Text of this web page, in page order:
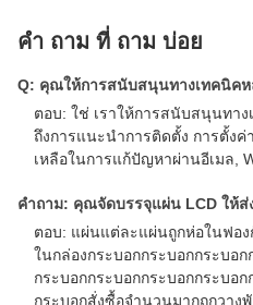
คํา ถาม ที่ ถาม บ่อย
Q: คุณให้การสนับสนุนทางเทคนิคห
ตอบ: ใช่ เราให้การสนับสนุนทา
ถึงการแนะนําการติดตั้ง การตั้งค่
เหลือในการแก้ปัญหาผ่านอีเมล,
คําถาม: คุณจัดบรรจุแผ่น LCD ให้ส่
ตอบ: แผ่นแต่ละแผ่นถูกห่อในฟอ
ในกล่องกระบอกกระบอกกระบอ
กระบอกกระบอกกระบอกกระบอ
กระบอกสั่งซื้อจํานวนมากถูกวาง